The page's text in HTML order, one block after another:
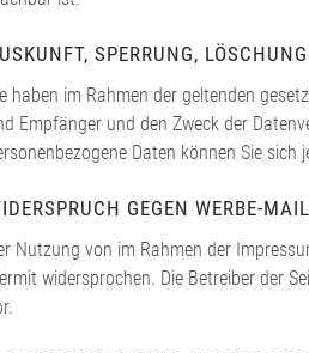
SPERRUNG, LÖSCHUNG
haben im Rahmen der geltenden
Empfänger und den Zweck der
Daten können Sie
GEGEN WERBE-
Nutzung von im Rahmen der
widersprochen. Die Betreiber der